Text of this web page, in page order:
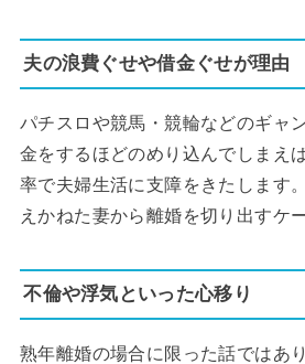
夫の浪費ぐせや借金ぐせが理由
パチスロや競馬・競輪などのギャ
金をするほどのめり込んでしまえ
率で夫婦生活に支障をきたします
えかねた妻から離婚を切り出すケ
不倫や浮気といった心移り
熟年離婚の場合に限った話ではあ